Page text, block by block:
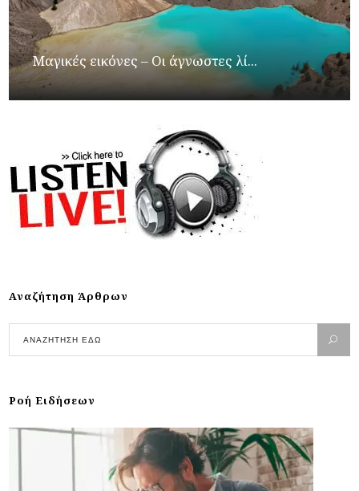
Μαγικές εικόνες – Οι άγνωστες λί...
Αναζήτηση Άρθρων
Ροή Ειδήσεων